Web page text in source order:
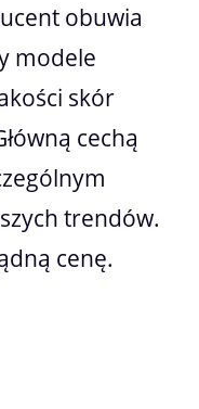
obuwia
modele
skór
cechą
trendów.
cenę.